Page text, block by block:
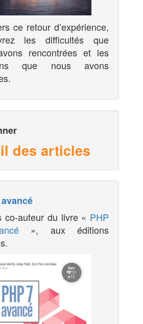
ce retour d’expérience,
les difficultés que
rencontrées et les
que nous avons
des articles
co-auteur du livre « PHP
», aux éditions